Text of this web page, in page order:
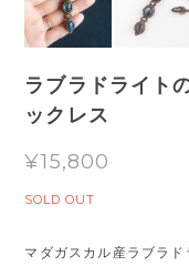
ラブラドライト
ックレス
¥15,800
SOLD OUT
マダガスカル産ラブラ